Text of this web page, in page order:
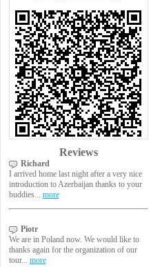
Reviews
Richard
I arrived home last night after a very nice
introduction to Azerbaijan thanks to your
buddies... more
Piotr
We are in Poland now. We would like to
thanks again for the organization of our
tour... more